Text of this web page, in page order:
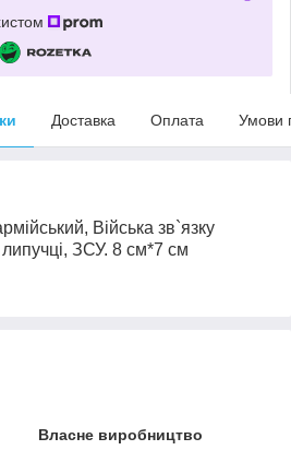
Доставка Оплата Умови
Війська зв`язку
липучці, ЗСУ. 8 см*7 см
Власне виробництво